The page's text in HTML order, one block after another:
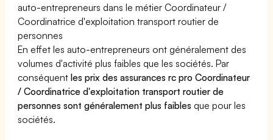
auto-entrepreneurs dans le métier Coordinateur /
Coordinatrice d'exploitation transport routier de
personnes
En effet les auto-entrepreneurs ont généralement des
volumes d'activité plus faibles que les sociétés. Par
conséquentles prix des assurances rc pro Coordinateur
/ Coordinatrice d'exploitation transport routier de
personnes sont généralement plus faibles que pour les
sociétés.